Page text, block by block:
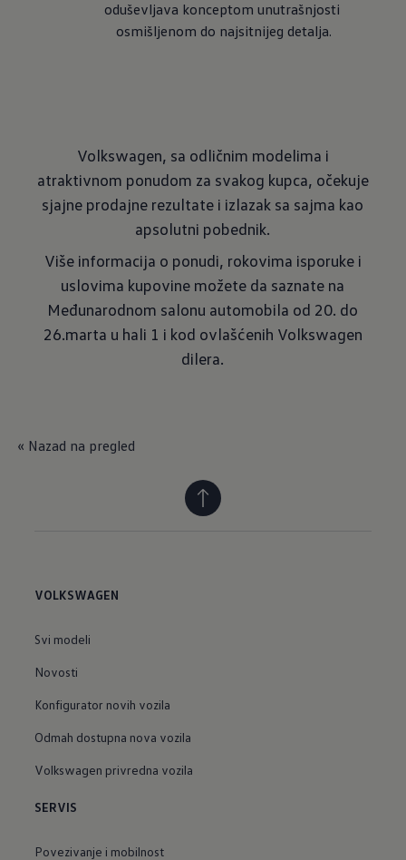
oduševljava konceptom unutrašnjosti
osmišljenom do najsitnijeg detalja.
Volkswagen, sa odličnim modelima i
atraktivnom ponudom za svakog kupca, očekuje
sjajne prodajne rezultate i izlazak sa sajma kao
apsolutni pobednik.
Više informacija o ponudi, rokovima isporuke i
uslovima kupovine možete da saznate na
Međunarodnom salonu automobila od 20. do
26.marta u hali 1 i kod ovlašćenih Volkswagen
dilera.
« Nazad na pregled
VOLKSWAGEN
Svi modeli
Novosti
Konfigurator novih vozila
Odmah dostupna nova vozila
Volkswagen privredna vozila
SERVIS
Povezivanje i mobilnost